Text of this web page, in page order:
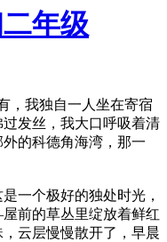
年级
我独自一人坐在寄宿
发丝，我大口呼吸着清
的科德角海湾，那一
一个极好的独处时光，
前的草丛里绽放着鲜红
云层慢慢散开了，早晨